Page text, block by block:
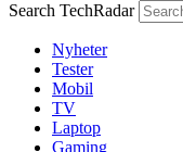
Search TechRadar
Nyheter
Tester
Mobil
TV
Laptop
Gaming